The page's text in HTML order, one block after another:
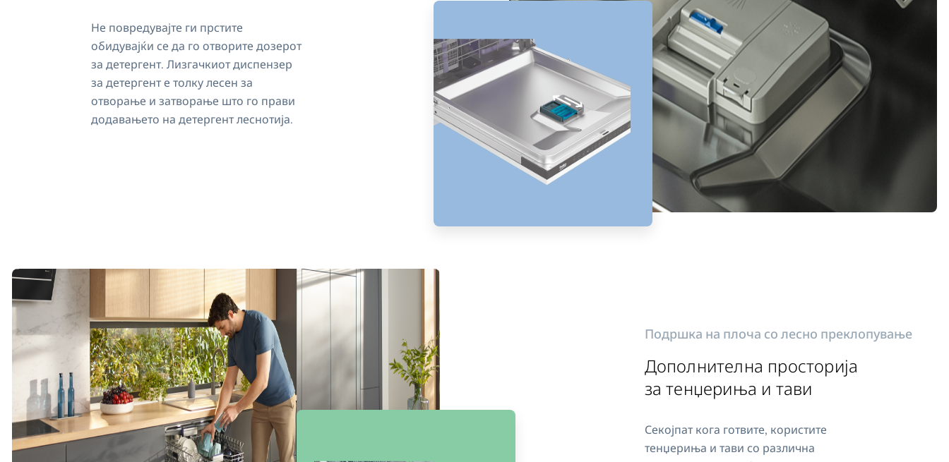
Не повредувајте ги прстите
обидувајќи се да го отворите дозерот
за детергент. Лизгачкиот диспензер
за детергент е толку лесен за
отворање и затворање што го прави
додавањето на детергент леснотија.
Подршка на плоча со лесно преклопување
Дополнителна просторија
за тенџериња и тави
Секојпат кога готвите, користите
тенџериња и тави со различна